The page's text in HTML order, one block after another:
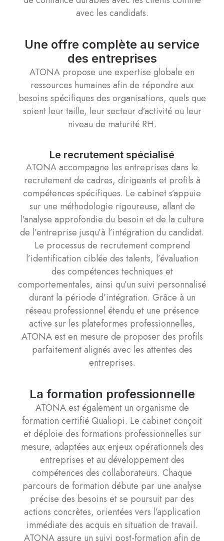
avec les candidats.
Une offre complète au service
des entreprises
ATONA propose une expertise globale en
ressources humaines afin de répondre aux
besoins spécifiques des organisations, quels que
soient leur taille, leur secteur d’activité ou leur
niveau de maturité RH.
Le recrutement spécialisé
ATONA accompagne les entreprises dans le
recrutement de cadres, dirigeants et profils à
compétences spécifiques. Le cabinet s’appuie
sur une méthodologie rigoureuse, allant de
l’analyse approfondie du besoin et de la culture
de l’entreprise jusqu’à l’intégration du candidat.
Le processus de recrutement comprend
l’identification ciblée des talents, l’évaluation
des compétences techniques et
comportementales, ainsi qu’un suivi personnalisé
durant la période d’intégration. Grâce à un
réseau professionnel étendu et une présence
active sur les plateformes professionnelles,
ATONA est en mesure de proposer des profils
parfaitement alignés avec les attentes des
entreprises.
La formation professionnelle
ATONA est également un organisme de
formation certifié Qualiopi. Le cabinet conçoit
et déploie des formations professionnelles sur
mesure, adaptées aux enjeux opérationnels des
entreprises et au développement des
compétences des collaborateurs. Chaque
parcours de formation débute par une analyse
précise des besoins et se poursuit par des
actions concrètes, orientées vers l’application
immédiate des acquis en situation de travail.
ATONA assure un suivi post-formation afin de